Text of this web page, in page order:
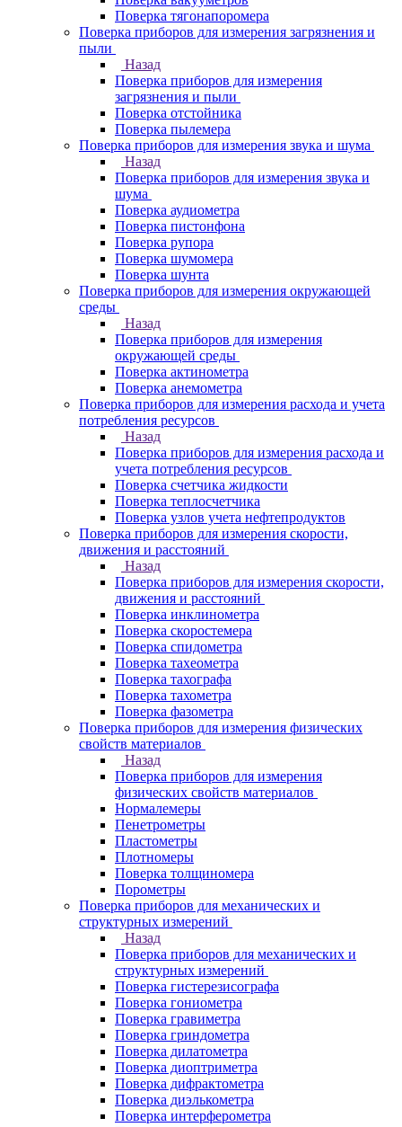
Поверка тягонапоромера
Поверка приборов для измерения загрязнения и
пыли
Назад
Поверка приборов для измерения
загрязнения и пыли
Поверка отстойника
Поверка пылемера
Поверка приборов для измерения звука и шума
Назад
Поверка приборов для измерения звука и
шума
Поверка аудиометра
Поверка пистонфона
Поверка рупора
Поверка шумомера
Поверка шунта
Поверка приборов для измерения окружающей
среды
Назад
Поверка приборов для измерения
окружающей среды
Поверка актинометра
Поверка анемометра
Поверка приборов для измерения расхода и учета
потребления ресурсов
Назад
Поверка приборов для измерения расхода и
учета потребления ресурсов
Поверка счетчика жидкости
Поверка теплосчетчика
Поверка узлов учета нефтепродуктов
Поверка приборов для измерения скорости,
движения и расстояний
Назад
Поверка приборов для измерения скорости,
движения и расстояний
Поверка инклинометра
Поверка скоростемера
Поверка спидометра
Поверка тахеометра
Поверка тахографа
Поверка тахометра
Поверка фазометра
Поверка приборов для измерения физических
свойств материалов
Назад
Поверка приборов для измерения
физических свойств материалов
Нормалемеры
Пенетрометры
Пластометры
Плотномеры
Поверка толщиномера
Порометры
Поверка приборов для механических и
структурных измерений
Назад
Поверка приборов для механических и
структурных измерений
Поверка гистерезисографа
Поверка гониометра
Поверка гравиметра
Поверка гриндометра
Поверка дилатометра
Поверка диоптриметра
Поверка дифрактометра
Поверка диэлькометра
Поверка интерферометра